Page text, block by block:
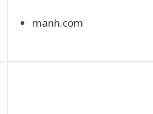
manh.com